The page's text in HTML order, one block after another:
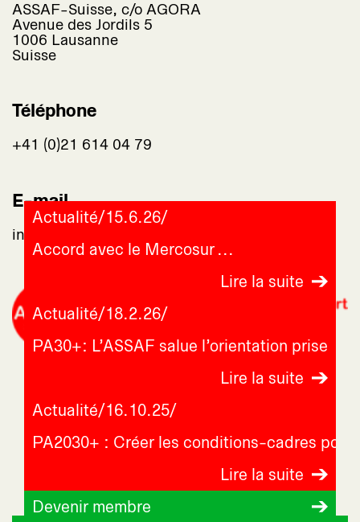
Actualité/15.6.26/
Accord avec le Mercosur
Lire la suite
Actualité/18.2.26/
PA30+: L’ASSAF salue l’orientation prise
Lire la suite
Actualité/16.10.25/
PA2030+ : Créer les conditions-cadres pou
Lire la suite
Devenir membre
ASSAF-Suisse, c/o AGORA
Avenue des Jordils 5
1006 Lausanne
Suisse
Téléphone
+41 (0)21 614 04 79
E-mail
info@assaf-suisse.ch